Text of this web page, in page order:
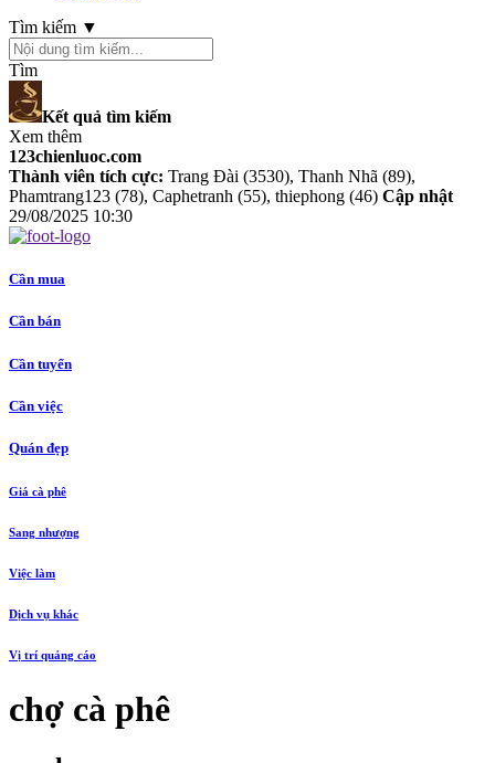
Tìm kiếm ▼
Tìm
Kết quả tìm kiếm
Xem thêm
123chienluoc.com
Thành viên tích cực: Trang Đài (3530), Thanh Nhã (89),
Phamtrang123 (78), Caphetranh (55), thiephong (46) Cập nhật
29/08/2025 10:30
Cần mua
Cần bán
Cần tuyển
Cần việc
Quán đẹp
Giá cà phê
Sang nhượng
Việc làm
Dịch vụ khác
Vị trí quảng cáo
chợ cà phê